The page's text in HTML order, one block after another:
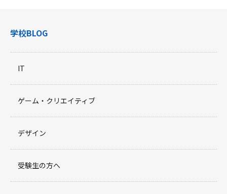
学校BLOG
IT
ゲーム・クリエイティブ
デザイン
受験生の方へ